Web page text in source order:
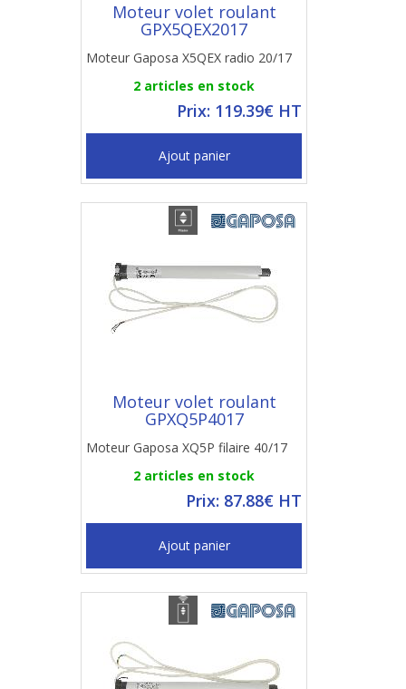
Moteur volet roulant
GPX5QEX2017
Moteur Gaposa X5QEX radio 20/17
2 articles en stock
Prix: 119.39€ HT
Ajout panier
Moteur volet roulant
GPXQ5P4017
Moteur Gaposa XQ5P filaire 40/17
2 articles en stock
Prix: 87.88€ HT
Ajout panier